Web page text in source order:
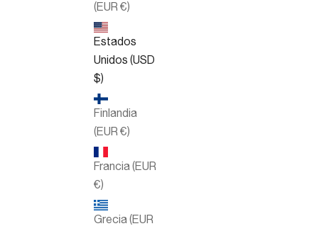
(EUR €)
Estados
Unidos (USD
$)
Finlandia
(EUR €)
Francia (EUR
€)
Grecia (EUR